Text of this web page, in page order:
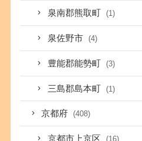
泉南郡熊取町 (1)
泉佐野市 (4)
豊能郡能勢町 (3)
三島郡島本町 (1)
京都府 (408)
京都市上京区 (16)